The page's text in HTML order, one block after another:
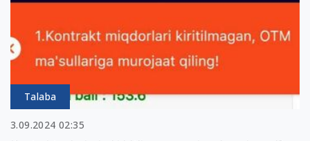
Talaba
3.09.2024 02:35